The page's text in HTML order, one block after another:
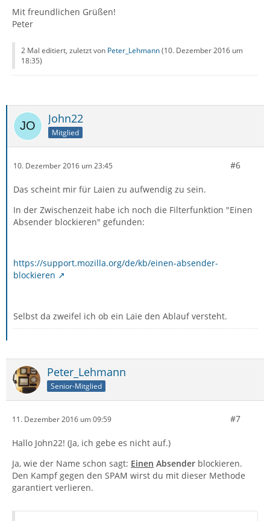
Mit freundlichen Grüßen!
Peter
2 Mal editiert, zuletzt von Peter_Lehmann(10. Dezember 2016 um
18:35)
John22
Mitglied
10. Dezember 2016 um 23:45 #6
Das scheint mir für Laien zu aufwendig zu sein.
In der Zwischenzeit habe ich noch die Filterfunktion "Einen
Absender blockieren" gefunden:
https://support.mozilla.org/de/kb/einen-absender-
blockieren
Selbst da zweifel ich ob ein Laie den Ablauf versteht.
Peter_Lehmann
Senior-Mitglied
11. Dezember 2016 um 09:59 #7
Hallo John22! (Ja, ich gebe es nicht auf.)
Ja, wie der Name schon sagt: Einen Absender blockieren.
Den Kampf gegen den SPAM wirst du mit dieser Methode
garantiert verlieren.